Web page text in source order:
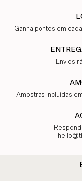
Ganha pontos em
Envios
Amostras incluídas